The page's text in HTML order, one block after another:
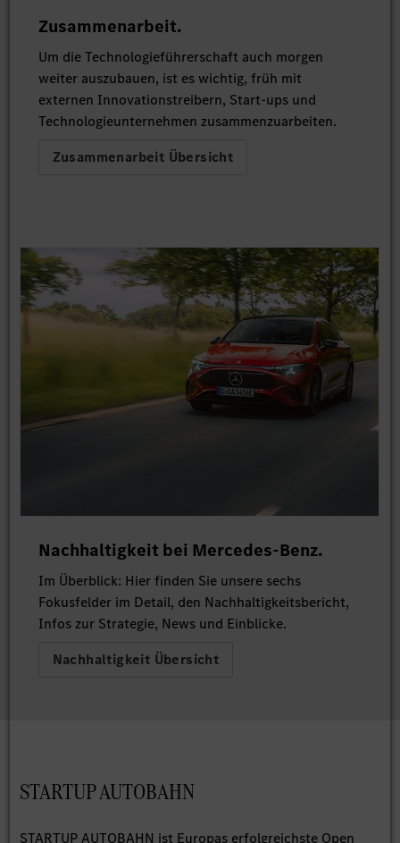
Zusammenarbeit.
Um die Technologieführerschaft auch morgen
weiter auszubauen, ist es wichtig, früh mit
externen Innovationstreibern, Start-ups und
Technologieunternehmen zusammenzuarbeiten.
Zusammenarbeit Übersicht
Nachhaltigkeit bei Mercedes-Benz.
Im Überblick: Hier finden Sie unsere sechs
Fokusfelder im Detail, den Nachhaltigkeitsbericht,
Infos zur Strategie, News und Einblicke.
Nachhaltigkeit Übersicht
STARTUP AUTOBAHN
STARTUP AUTOBAHN ist Europas erfolgreichste Open